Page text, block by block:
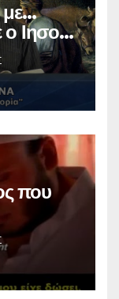
με…
ο Ιησούς
που